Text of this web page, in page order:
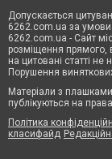
Допускається
6262.com.ua за умови
6262.com.ua - Сайт
розміщення прямого,
на цитовані статті
Порушення
Матеріали з
публікуються на
Політика
класифайд